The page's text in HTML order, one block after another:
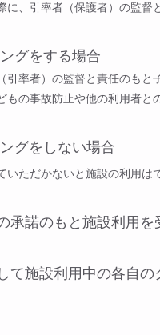
に、引率者（保護者）の監督
グをする場合
率者）の監督と責任のもと
の事故防止や他の利用者
グをしない場合
ただかないと施設の利用は
諾のもと施設利用を
て施設利用中の各自